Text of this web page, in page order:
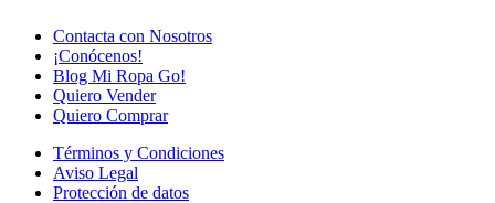
Contacta con Nosotros
¡Conócenos!
Blog Mi Ropa Go!
Quiero Vender
Quiero Comprar
Términos y Condiciones
Aviso Legal
Protección de datos